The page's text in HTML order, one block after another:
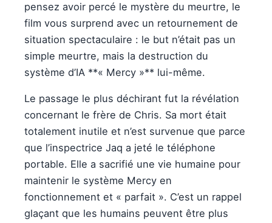
pensez avoir percé le mystère du meurtre, le
film vous surprend avec un retournement de
situation spectaculaire : le but n’était pas un
simple meurtre, mais la destruction du
système d’IA **« Mercy »** lui-même.
Le passage le plus déchirant fut la révélation
concernant le frère de Chris. Sa mort était
totalement inutile et n’est survenue que parce
que l’inspectrice Jaq a jeté le téléphone
portable. Elle a sacrifié une vie humaine pour
maintenir le système Mercy en
fonctionnement et « parfait ». C’est un rappel
glaçant que les humains peuvent être plus